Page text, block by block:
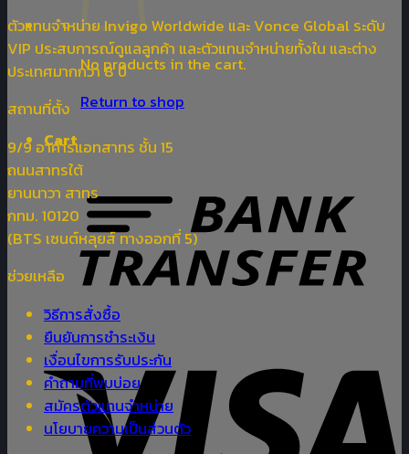
No products in the cart.
Return to shop
Cart
ตัวแทนจำหน่าย Invigo Worldwide และ Vonce Global ระดับ
VIP ประสบการณ์ดูแลลูกค้า และตัวแทนจำหน่ายทั้งใน และต่าง
ประเทศมากกว่า 8 ปี
สถานที่ตั้ง
9/9 อาคารแอทสาทร ชั้น 15
ถนนสาทรใต้
ยานนาวา สาทร
กทม. 10120
(BTS เซนต์หลุยส์ ทางออกที่ 5)
ช่วยเหลือ
วิธีการสั่งซื้อ
ยืนยันการชำระเงิน
เงื่อนไขการรับประกัน
คำถามที่พบบ่อย
สมัครตัวแทนจำหน่าย
นโยบายความเป็นส่วนตัว